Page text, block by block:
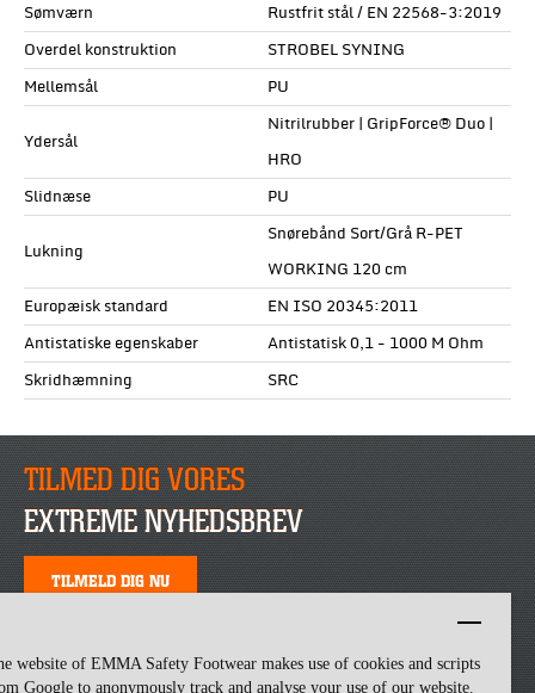
website of EMMA Safety Footwear makes use of cookies and scripts
Google to anonymously track and analyse your use of our website.
Sømværn
Rustfrit stål / EN 22568-3:2019
Overdel konstruktion
STROBEL SYNING
Mellemsål
PU
Ydersål
Nitrilrubber | GripForce® Duo |
HRO
Slidnæse
PU
Lukning
Snørebånd Sort/Grå R-PET
WORKING 120 cm
Europæisk standard
EN ISO 20345:2011
Antistatiske egenskaber
Antistatisk 0,1 - 1000 M Ohm
Skridhæmning
SRC
TILMED DIG VORES
EXTREME NYHEDSBREV
TILMELD DIG NU